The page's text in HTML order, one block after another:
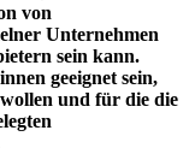
von
Unternehmen
sein kann.
geeignet sein,
und für die die